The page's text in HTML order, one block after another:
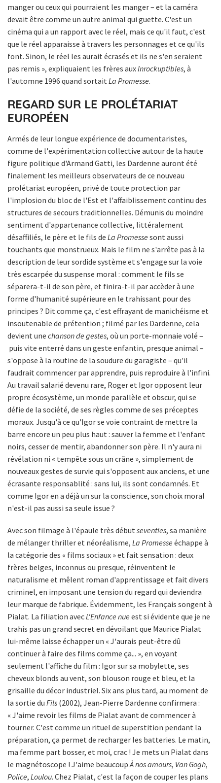
manger ou ceux qui pourraient les manger – et la caméra
devait être comme un autre animal qui guette. C'est un
cinéma qui a un rapport avec le réel, mais ce qu'il faut, c'est
que le réel apparaisse à travers les personnages et ce qu'ils
font. Sinon, le réel les aurait écrasés et ils ne s'en seraient
pas remis », expliquaient les frères auxInrockuptibles, à
l'automne 1996 quand sortait La Promesse.
REGARD SUR LE PROLÉTARIAT
EUROPÉEN
Armés de leur longue expérience de documentaristes,
comme de l'expérimentation collective autour de la haute
figure politique d'Armand Gatti, les Dardenne auront été
finalement les meilleurs observateurs de ce nouveau
prolétariat européen, privé de toute protection par
l'implosion du bloc de l'Est et l'affaiblissement continu des
structures de secours traditionnelles. Démunis du moindre
sentiment d'appartenance collective, littéralement
désaffiliés, le père et le fils de La Promesse sont aussi
touchants que monstrueux. Mais le film ne s'arrête pas à la
description de leur sordide système et s'engage sur la voie
très escarpée du suspense moral : comment le fils se
séparera-t-il de son père, et finira-t-il par accèder à une
forme d'humanité supérieure en le trahissant pour des
principes ? Dit comme ça, c'est effrayant de manichéisme et
insoutenable de prétention ; filmé par les Dardenne, cela
devient une chanson de gestes, où un porte-monnaie volé –
puis vite enterré dans un geste enfantin, presque animal –
s'oppose à la routine de la soudure du garagiste – qu'il
faudrait commencer par apprendre, puis reproduire à l'infini.
Au travail salarié devenu rare, Roger et Igor opposent leur
propre écosystème, un monde parallèle et obscur, qui se
défie de la société, de ses règles comme de ses préceptes
moraux. Jusqu'à ce qu'Igor se voie contraint de mettre la
barre encore un peu plus haut : sauver la femme et l'enfant
noirs, cesser de mentir, abandonner son père. Il n'y aura ni
révélation ni « tempête sous un crâne », simplement de
nouveaux gestes de survie qui s'opposent aux anciens, et une
écrasante responsablité : sans lui, ils sont condamnés. Et
comme Igor en a déjà un sur la conscience, son choix moral
n'est-il pas aussi sa seule issue ?
Avec son filmage à l'épaule très début seventies, sa manière
de mélanger thriller et néoréalisme, La Promesse échappe à
la catégorie des « films sociaux » et fait sensation : deux
frères belges, inconnus ou presque, réinventent le
naturalisme et mêlent roman d'apprentissage et fait divers
criminel, en imposant une tension du regard qui deviendra
leur marque de fabrique. Évidemment, les Français songent à
Pialat. La filiation avecL'Enfance nue est si évidente que je ne
trahis pas un grand secret en dévoilant que Maurice Pialat
lui-même laisse échapper un « J'aurais peut-être dû
continuer à faire des films comme ça... », en voyant
seulement l'affiche du film : Igor sur sa mobylette, ses
cheveux blonds au vent, son blouson rouge et bleu, et la
grisaille du décor industriel. Six ans plus tard, au moment de
la sortie du Fils (2002), Jean-Pierre Dardenne confirmera :
« J'aime revoir les films de Pialat avant de commencer à
tourner. C'est comme un rituel de superstition pendant la
préparation, ça permet de recharger les batteries. Le matin,
ma femme part bosser, et moi, crac ! Je mets un Pialat dans
le magnétoscope ! J'aime beaucoup À nos amours, Van Gogh,
Police, Loulou. Chez Pialat, c'est la façon de couper les plans